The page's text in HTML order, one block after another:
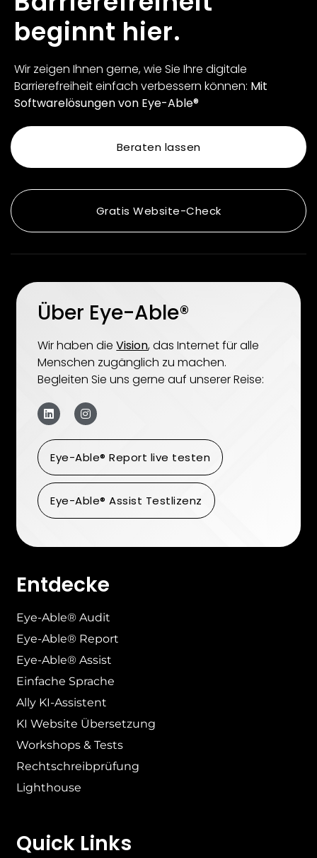
beginnt hier.
Wir zeigen Ihnen gerne, wie Sie Ihre digitale
Barrierefreiheit einfach verbessern können: Mit
Softwarelösungen von Eye-Able®
Beraten lassen
Gratis Website-Check
Über Eye-Able®
Wir haben dieVision, das Internet für alle
Menschen zugänglich zu machen.
Begleiten Sie uns gerne auf unserer Reise:
Eye-Able® Report live testen
Eye-Able® Assist Testlizenz
Entdecke
Eye-Able® Audit
Eye-Able® Report
Eye-Able® Assist
Einfache Sprache
Ally KI-Assistent
KI Website Übersetzung
Workshops & Tests
Rechtschreibprüfung
Lighthouse
Quick Links